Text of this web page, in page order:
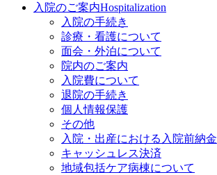
入院のご案内Hospitalization
入院の手続き
診療・看護について
面会・外泊について
院内のご案内
入院費について
退院の手続き
個人情報保護
その他
入院・出産における入院前納金
キャッシュレス決済
地域包括ケア病棟について